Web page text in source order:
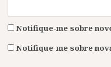
Notifique-me sobre
Notifique-me sobre